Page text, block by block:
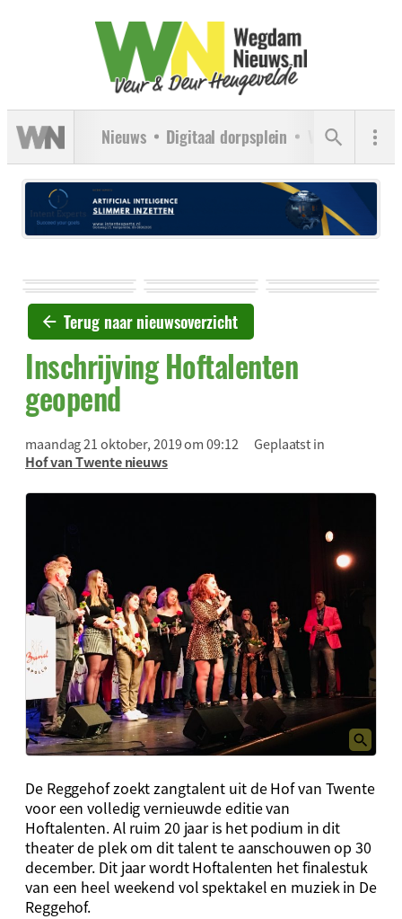
Nieuws Digitaal dorpsplein Verenigingen
Terug naar nieuwsoverzicht
Inschrijving Hoftalenten
geopend
maandag 21 oktober, 2019 om 09:12
Geplaatst in
Hof van Twente nieuws
De Reggehof zoekt zangtalent uit de Hof van Twente
voor een volledig vernieuwde editie van
Hoftalenten. Al ruim 20 jaar is het podium in dit
theater de plek om dit talent te aanschouwen op 30
december. Dit jaar wordt Hoftalenten het finalestuk
van een heel weekend vol spektakel en muziek in De
Reggehof.